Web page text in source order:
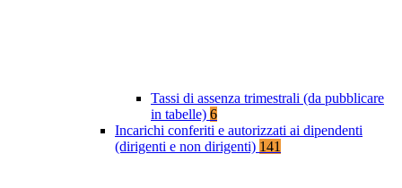
Tassi di assenza trimestrali (da pubblicare
in tabelle) 6
Incarichi conferiti e autorizzati ai dipendenti
(dirigenti e non dirigenti) 141